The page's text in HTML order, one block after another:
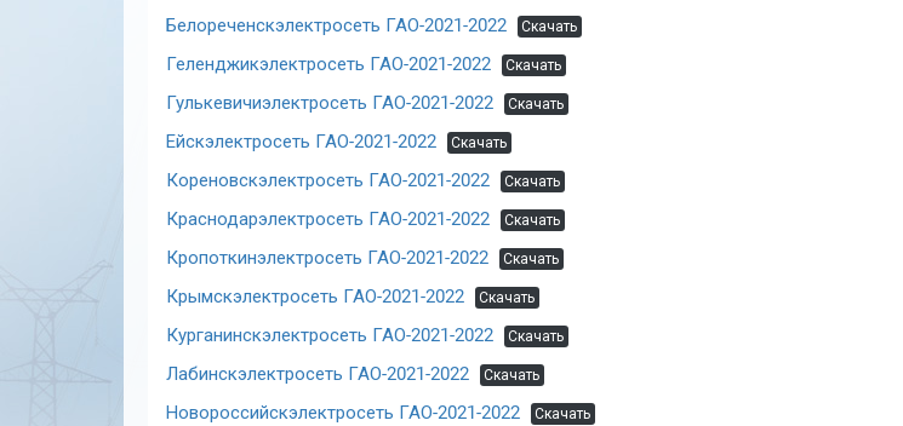
Белореченскэлектросеть ГАО-2021-2022 Скачать
Геленджикэлектросеть ГАО-2021-2022 Скачать
Гулькевичиэлектросеть ГАО-2021-2022 Скачать
Ейскэлектросеть ГАО-2021-2022 Скачать
Кореновскэлектросеть ГАО-2021-2022 Скачать
Краснодарэлектросеть ГАО-2021-2022 Скачать
Кропоткинэлектросеть ГАО-2021-2022 Скачать
Крымскэлектросеть ГАО-2021-2022 Скачать
Курганинскэлектросеть ГАО-2021-2022 Скачать
Лабинскэлектросеть ГАО-2021-2022 Скачать
Новороссийскэлектросеть ГАО-2021-2022 Скачать